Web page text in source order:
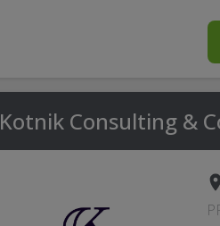
Kotnik Consulting &